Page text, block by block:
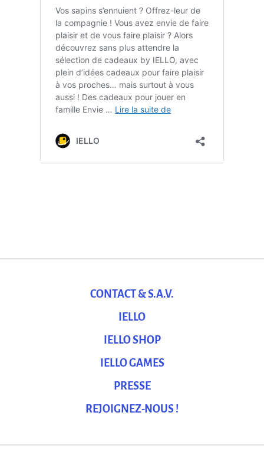
CONTACT & S.A.V.
IELLO
IELLO SHOP
IELLO GAMES
PRESSE
REJOIGNEZ-NOUS !